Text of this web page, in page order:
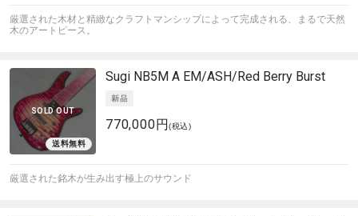
厳選された木材と精緻なクラフトマンシップによって完成される、まるで天然
木のアートピース。
SOLD OUT
Sugi NB5M A EM/ASH/Red Berry Burst
770,000円(税込)
厳選された銘木が生み出す極上のサウンド